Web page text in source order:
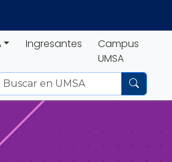
Ingresantes
Campus
UMSA